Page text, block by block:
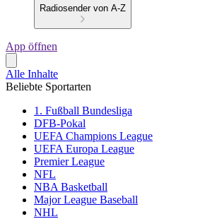
Radiosender von A-Z
App öffnen
Alle Inhalte
Beliebte Sportarten
1. Fußball Bundesliga
DFB-Pokal
UEFA Champions League
UEFA Europa League
Premier League
NFL
NBA Basketball
Major League Baseball
NHL